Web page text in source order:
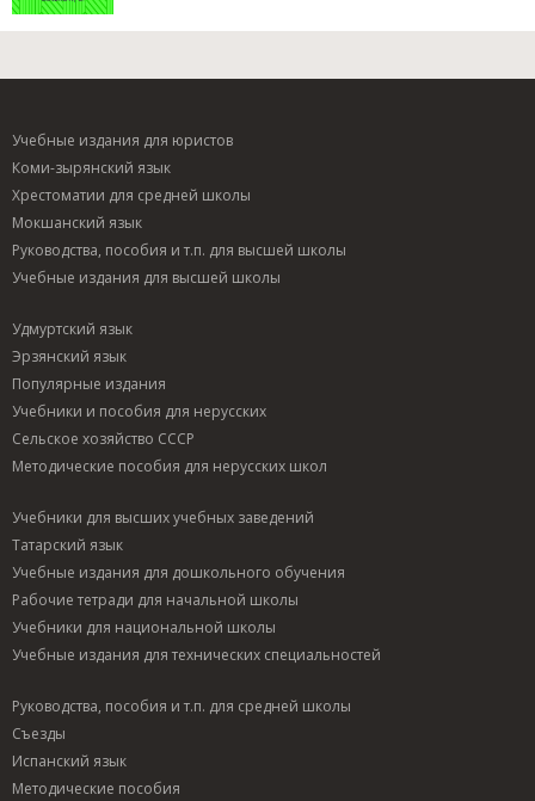
Учебные издания для юристов
Коми-зырянский язык
Хрестоматии для средней школы
Мокшанский язык
Руководства, пособия и т.п. для высшей школы
Учебные издания для высшей школы
Удмуртский язык
Эрзянский язык
Популярные издания
Учебники и пособия для нерусских
Сельское хозяйство СССР
Методические пособия для нерусских школ
Учебники для высших учебных заведений
Татарский язык
Учебные издания для дошкольного обучения
Рабочие тетради для начальной школы
Учебники для национальной школы
Учебные издания для технических специальностей
Руководства, пособия и т.п. для средней школы
Съезды
Испанский язык
Методические пособия